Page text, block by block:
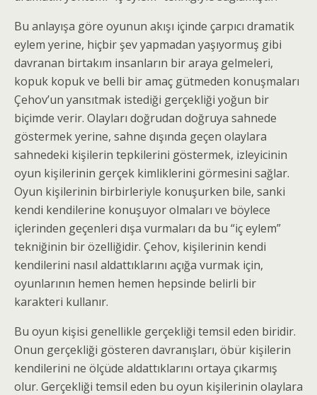
Bu anlayışa göre oyunun akışı içinde çarpıcı dramatik
eylem yerine, hiçbir şev yapmadan yaşıyormuş gibi
davranan birtakım insanların bir araya gelmeleri,
kopuk kopuk ve belli bir amaç gütmeden konuşmaları
Çehov’un yansıtmak istediği gerçekliği yoğun bir
biçimde verir. Olayları doğrudan doğruya sahnede
göstermek yerine, sahne dışında geçen olaylara
sahne­deki kişilerin tepkilerini göstermek, izleyicinin
oyun kişilerinin gerçek kimliklerini görmesini sağlar.
Oyun kişilerinin birbirleriyle konuşurken bile, sanki
kendi kendilerine konuşuyor olmaları ve böylece
içlerinden geçenleri dışa vurmaları da bu “iç eylem”
tekniğinin bir özelliğidir. Çehov, kişilerinin kendi
kendilerini nasıl aldattıklarını açığa vurmak için,
oyunlarının hemen hemen hepsinde belirli bir
karakteri kullanır.
Bu oyun kişisi genellikle gerçekliği temsil eden biridir.
Onun gerçekliği gösteren davranışları, öbür kişilerin
kendilerini ne ölçüde aldattıklarını ortaya çıkarmış
olur. Gerçekliği temsil eden bu oyun kişile­rinin olaylara